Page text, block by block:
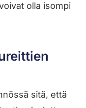
olla isompi
sitä, että